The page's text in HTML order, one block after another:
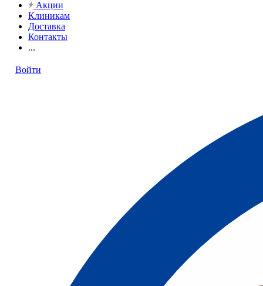
Акции
Клиникам
Доставка
Контакты
...
Войти